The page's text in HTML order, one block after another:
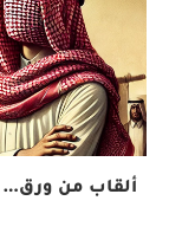
ألقاب من